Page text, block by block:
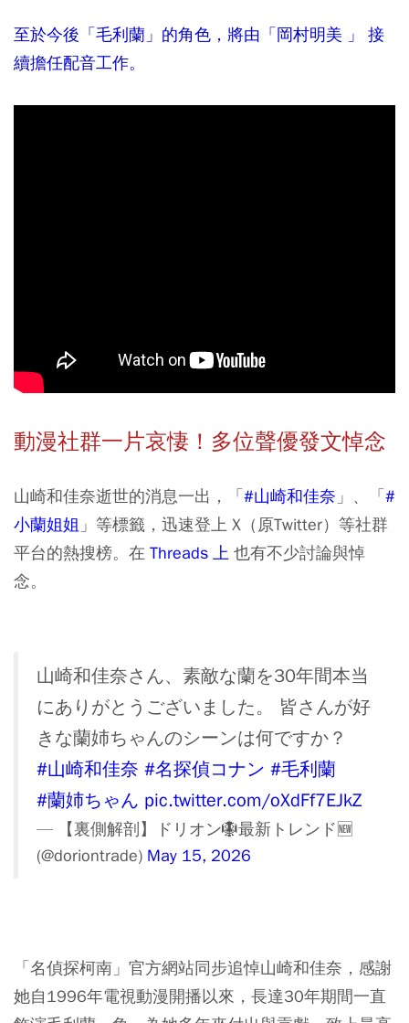
至於今後「毛利蘭」的角色，將由「岡村明美 」 接
續擔任配音工作。
動漫社群一片哀悽！多位聲優發文悼念
山崎和佳奈逝世的消息一出，「#山崎和佳奈 」、「#
小蘭姐姐 」等標籤，迅速登上 X（原Twitter）等社群
平台的熱搜榜。在 Threads 上 也有不少討論與悼
念。
山崎和佳奈さん、素敵な蘭を30年間本当
にありがとうございました。 皆さんが好
きな蘭姉ちゃんのシーンは何ですか？
#山崎和佳奈 #名探偵コナン #毛利蘭
#蘭姉ちゃん pic.twitter.com/oXdFf7EJkZ
— 【裏側解剖】ドリオン🪯最新トレンド🆕
(@doriontrade) May 15, 2026
「名偵探柯南」官方網站同步追悼山崎和佳奈，感謝
她自1996年電視動漫開播以來，長達30年期間一直